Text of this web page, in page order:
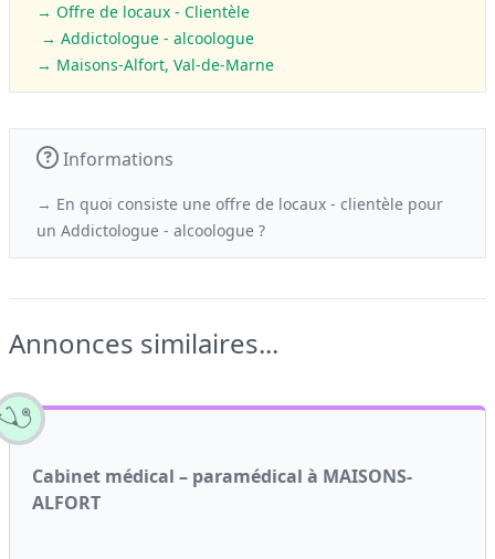
→ Offre de locaux - Clientèle
→ Addictologue - alcoologue
→ Maisons-Alfort, Val-de-Marne
Informations
→ En quoi consiste une offre de locaux - clientèle pour
un Addictologue - alcoologue ?
Annonces similaires...
Cabinet médical – paramédical à MAISONS-
ALFORT